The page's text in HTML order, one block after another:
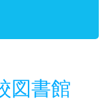
図書館